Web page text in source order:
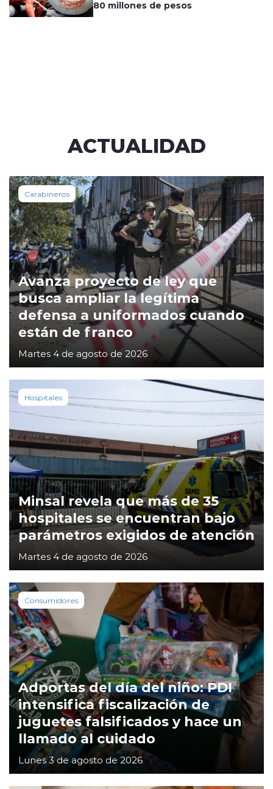
80 millones de pesos
ACTUALIDAD
Carabineros
Avanza proyecto de ley que
busca ampliar la legítima
defensa a uniformados cuando
están de franco
Martes 4 de agosto de 2026
Hospitales
Minsal revela que más de 35
hospitales se encuentran bajo
parámetros exigidos de atención
Martes 4 de agosto de 2026
Consumidores
Adportas del día del niño: PDI
intensifica fiscalización de
juguetes falsificados y hace un
llamado al cuidado
Lunes 3 de agosto de 2026